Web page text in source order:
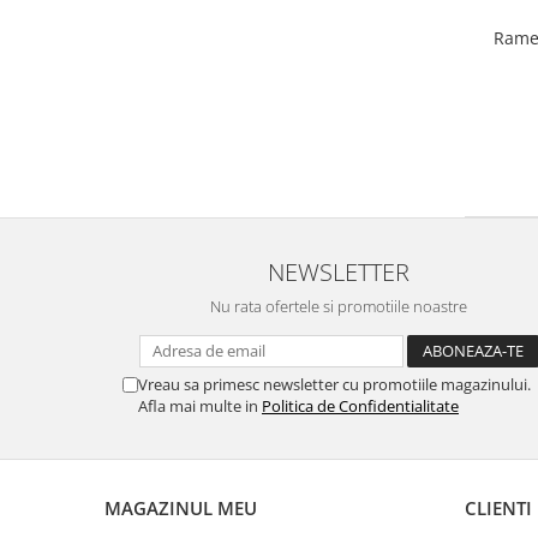
NEWSLETTER
Nu rata ofertele si promotiile noastre
Vreau sa primesc newsletter cu promotiile magazinului.
Afla mai multe in Politica de Confidentialitate
MAGAZINUL MEU CLIENTI